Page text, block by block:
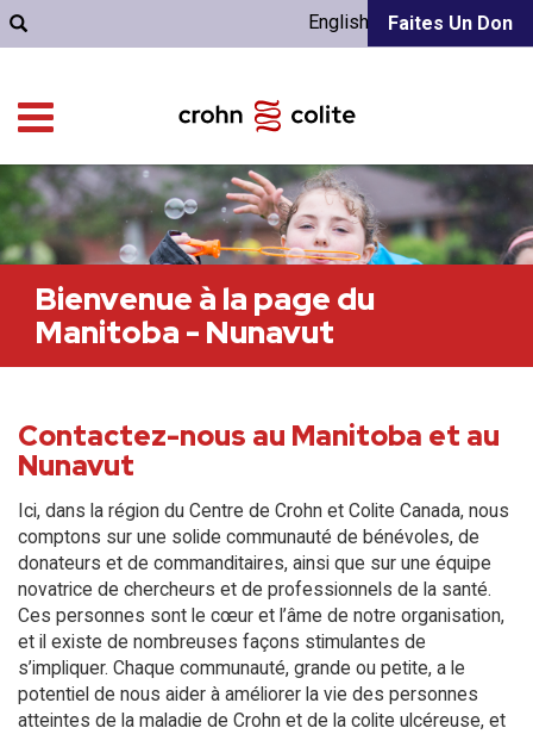
Faites Un Don
English
Bienvenue à la page du
Manitoba - Nunavut
Contactez-nous au Manitoba et au
Nunavut
Ici, dans la région du Centre de Crohn et Colite Canada, nous
comptons sur une solide communauté de bénévoles, de
donateurs et de commanditaires, ainsi que sur une équipe
novatrice de chercheurs et de professionnels de la santé.
Ces personnes sont le cœur et l’âme de notre organisation,
et il existe de nombreuses façons stimulantes de
s’impliquer. Chaque communauté, grande ou petite, a le
potentiel de nous aider à améliorer la vie des personnes
atteintes de la maladie de Crohn et de la colite ulcéreuse, et